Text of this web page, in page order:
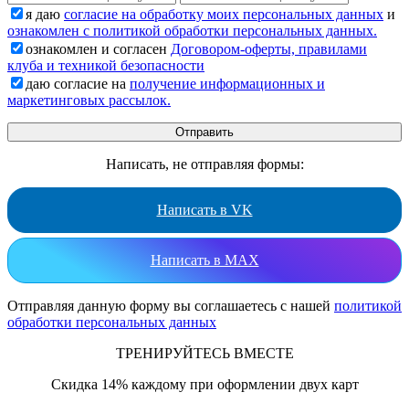
я даю согласие на обработку моих персональных данных и
ознакомлен с политикой обработки персональных данных.
ознакомлен и согласен Договором-оферты, правилами
клуба и техникой безопасности
даю согласие на получение информационных и
маркетинговых рассылок.
Написать, не отправляя формы:
Написать в VK
Написать в MAX
Отправляя данную форму вы соглашаетесь с нашей политикой
обработки персональных данных
ТРЕНИРУЙТЕСЬ ВМЕСТЕ
Скидка 14% каждому при оформлении двух карт